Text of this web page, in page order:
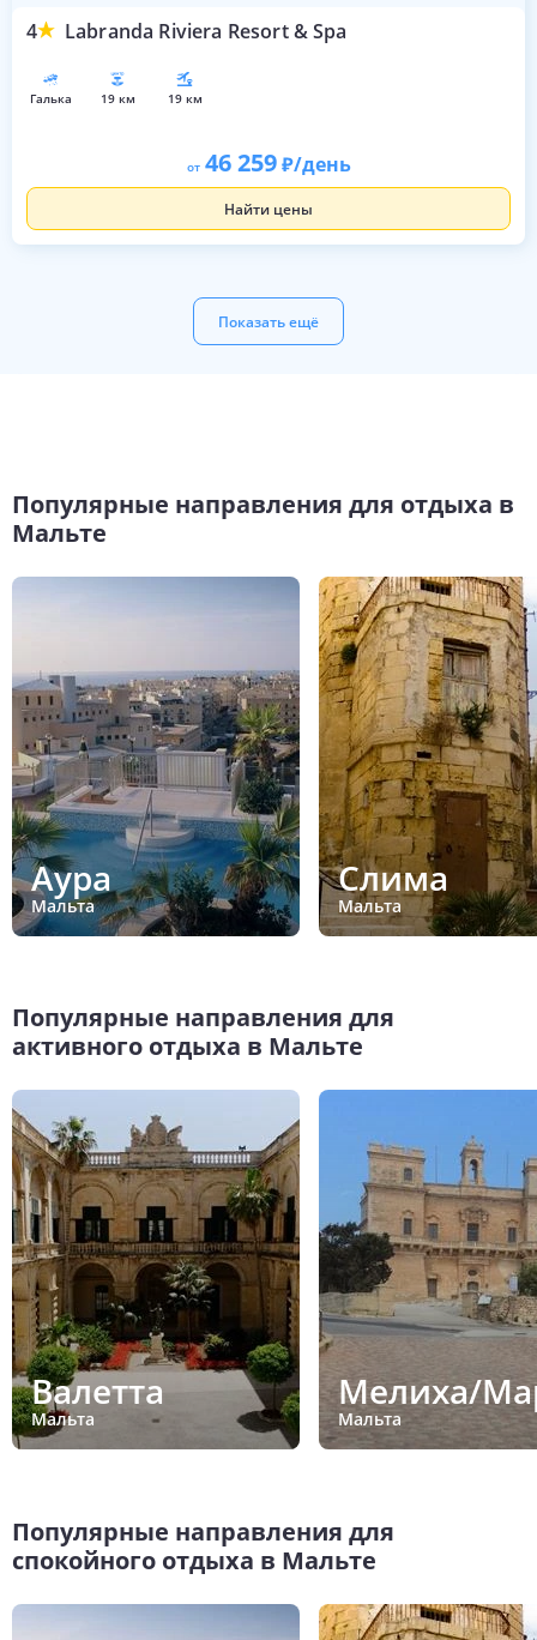
4 Labranda Riviera Resort & Spa
галька 19 км 19 км
от 46 259 /день
Найти цены
Показать ещё
Популярные направления для отдыха в
Мальте
Аура
Мальта
Слима
Мальта
Популярные направления для
активного отдыха в Мальте
Валетта
Мальта
Мелиха/
Мальта
Популярные направления для
спокойного отдыха в Мальте